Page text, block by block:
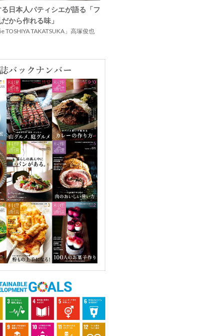
日本人パティシエが語る「フ
から作れる味」
TOSHIYA TAKATSUKA」高塚俊也